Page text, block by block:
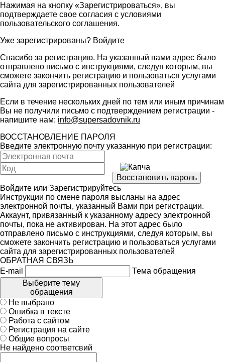
Нажимая на кнопку «Зарегистрироваться», вы
подтверждаете свое согласия с условиями
пользовательского соглашения.
Уже зарегистрированы? Войдите
Спасибо за регистрацию. На указанный вами адрес было
отправлено письмо с инструкциями, следуя которым, вы
сможете закончить регистрацию и пользоваться услугами
сайта для зарегистрированных пользователей
Если в течение нескольких дней по тем или иным причинам
Вы не получили письмо с подтверждением регистрации -
напишите нам: info@supersadovnik.ru
ВОССТАНОВЛЕНИЕ ПАРОЛЯ
Введите электронную почту указанную при регистрации:
Войдите или Зарегистрируйтесь
Инструкции по смене пароля высланы на адрес
электронной почты, указанный Вами при регистрации.
Аккаунт, привязанный к указанному адресу электронной
почты, пока не активирован. На этот адрес было
отправлено письмо с инструкциями, следуя которым, вы
сможете закончить регистрацию и пользоваться услугами
сайта для зарегистрированных пользователей
ОБРАТНАЯ СВЯЗЬ
E-mail
Тема обращения
Выберите тему
обращения
Не выбрано
Ошибка в тексте
Работа с сайтом
Регистрация на сайте
Общие вопросы
Не найдено соответсвий